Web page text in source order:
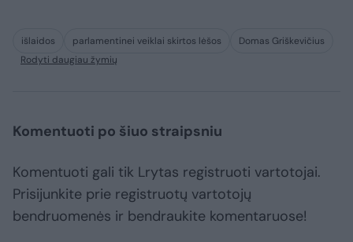
išlaidos parlamentinei veiklai skirtos lėšos
Domas Griškevičius
Rodyti daugiau žymių
Komentuoti po šiuo straipsniu
Komentuoti gali tik Lrytas registruoti vartotojai.
Prisijunkite prie registruotų vartotojų
bendruomenės ir bendraukite komentaruose!